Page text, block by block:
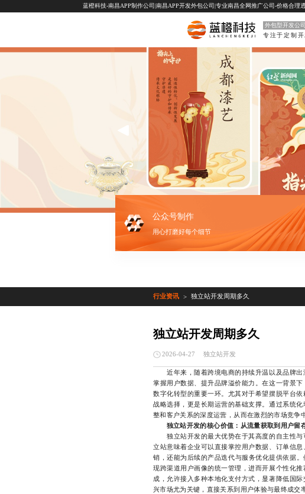
蓝橙科技-南昌APP制作公司|南昌APP开发外包公司|专业南昌全网推广公司-价格合理
外包型开发公司
公众号制作
用心打磨好每个细节
行业资讯 > 独立站开发周期多久
独立站开发周期多久
2026-04-27 独立站开发
近年来，随着跨境电商的持续升温以及品牌出
掌握用户数据、提升品牌溢价能力。在这一背景下
数字化转型的重要一环。尤其对于希望摆脱平台
战略选择，更是长期运营的基础支撑。通过系统
整和客户关系的深度运营，从而在激烈的市场竞争
独立站开发的核心价值：从流量获取到用户留
独立站开发的最大优势在于其高度的自主性与
立站意味着企业可以直接掌控用户数据、订单信
销，还能为后续的产品迭代与服务优化提供依据
现跨渠道用户画像的统一管理，进而开展个性化
成，允许接入多种本地化支付方式，显著降低国
兴市场尤为关键，直接关系到用户体验与最终成交率